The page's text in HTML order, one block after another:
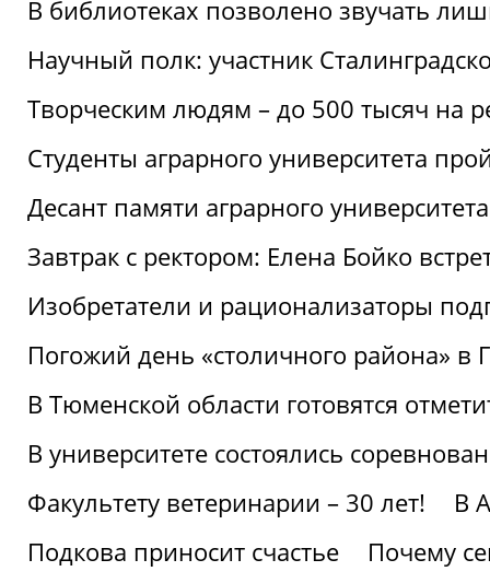
В библиотеках позволено звучать
Научный полк: участник
Творческим людям – до 500 тысяч на
Студенты аграрного университета
Десант памяти аграрного
Завтрак с ректором: Елена Бойко
Изобретатели и рационализаторы
Погожий день «столичного района» в
В Тюменской области готовятся
В университете состоялись
Факультету ветеринарии – 30 лет!
В
Подкова приносит счастье
Почему